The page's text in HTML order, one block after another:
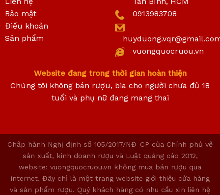
Bảo mật
Điều khoản
Sản phẩm
0913983708
vuongquocruou.vn
Website đang trong thời gian hoàn thiện
Chúng tôi không bán rượu, bia cho người chưa đủ 18
tuổi và phụ nữ đang mang thai
Chấp hành Nghị định số 105/2017/NĐ-CP của Chính phủ về
sản xuất, kinh doanh rượu và Luật quảng cáo 2012,
website: vuongquocruou.vn không mua bán rượu qua
internet. Đây chỉ là một trang website giới thiệu cửa hàng
và sản phẩm rượu. Quý khách hàng có nhu cầu xin liên hệ